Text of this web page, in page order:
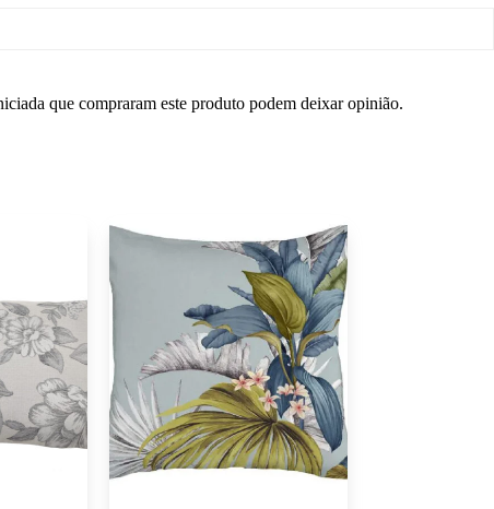
que compraram este produto podem deixar opinião.